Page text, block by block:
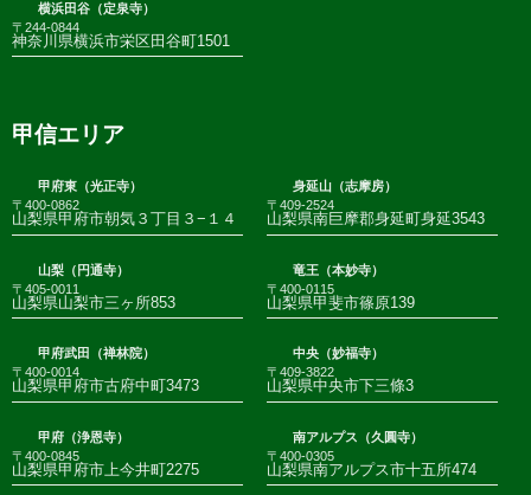
横浜田谷（定泉寺）
〒244-0844
神奈川県横浜市栄区田谷町1501
甲信エリア
甲府東（光正寺）
〒400-0862
山梨県甲府市朝気３丁目３−１４
身延山（志摩房）
〒409-2524
山梨県南巨摩郡身延町身延3543
山梨（円通寺）
〒405-0011
山梨県山梨市三ヶ所853
竜王（本妙寺）
〒400-0115
山梨県甲斐市篠原139
甲府武田（禅林院）
〒400-0014
山梨県甲府市古府中町3473
中央（妙福寺）
〒409-3822
山梨県中央市下三條3
甲府（浄恩寺）
〒400-0845
山梨県甲府市上今井町2275
南アルプス（久圓寺）
〒400-0305
山梨県南アルプス市十五所474